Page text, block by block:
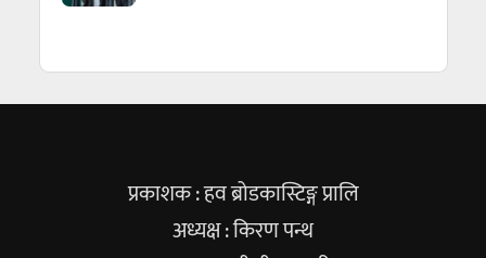
प्रकाशक : हव ब्रोडकास्टिङ्ग प्रालि
अध्यक्ष : किरण पन्थ